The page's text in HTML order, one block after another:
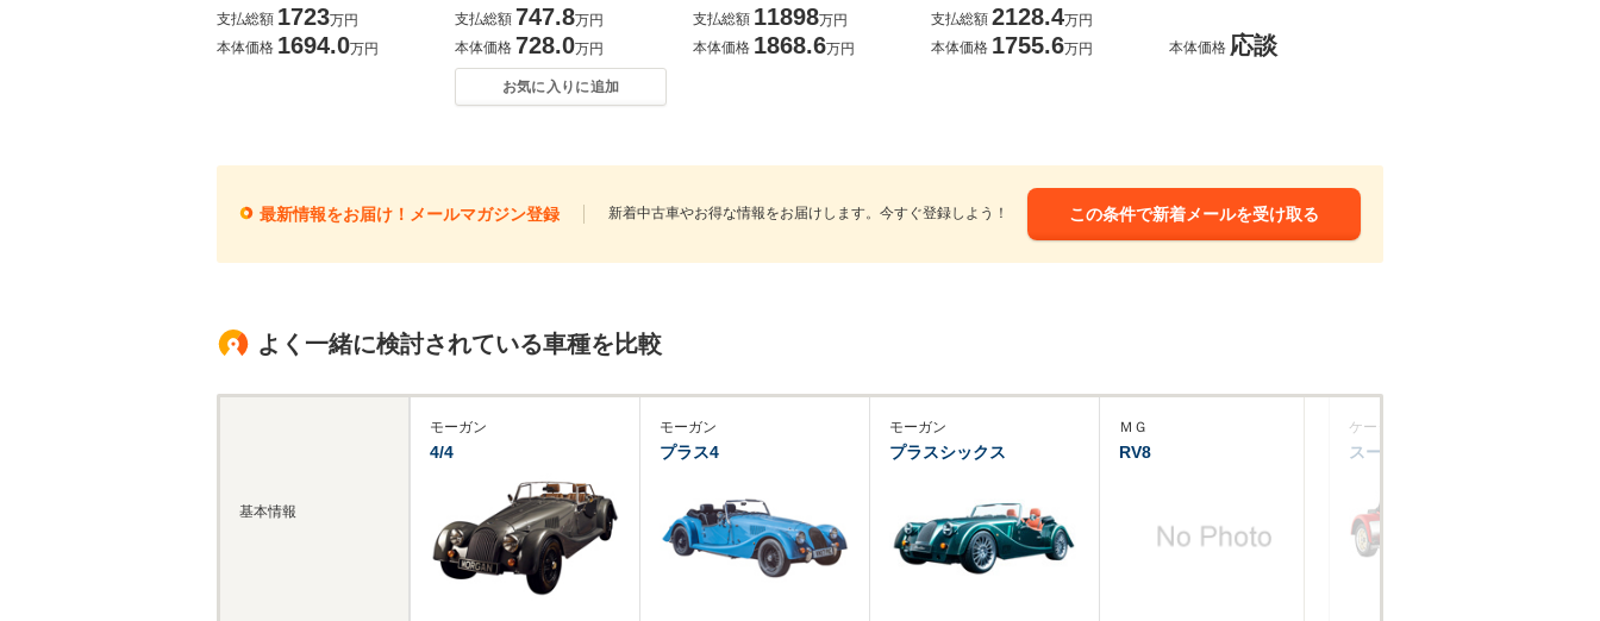
支払総額 1723万円
本体価格 1694.0万円
支払総額 747.8万円
本体価格 728.0万円
お気に入りに追加
支払総額 11898万円
本体価格 1868.6万円
支払総額 2128.4万円
本体価格 1755.6万円 本体価格 応談
最新情報をお届け！メールマガジン登録 新着中古車やお得な情報をお届けします。今すぐ登録しよう！ この条件で新着メールを受け取る
よく一緒に検討されている車種を比較
基本情報
モーガン
4/4
モーガン
プラス4
モーガン
プラスシックス
ＭＧ
RV8
ケータハム
スーパーセブン1600